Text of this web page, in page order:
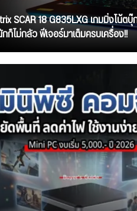
SCAR 18 G835LXG เกมมิ่งโน้
ไม่กลัว ฟีเจอร์มาเต็มครบเครื่อง!!